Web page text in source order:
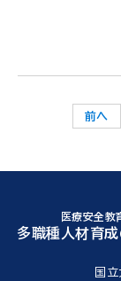
前へ
医療安全教
多職種人材育
国